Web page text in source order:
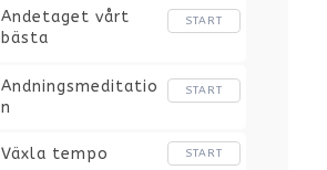
Andetaget vårt
bästa
START
Andningsmeditatio
n
START
Växla tempo START